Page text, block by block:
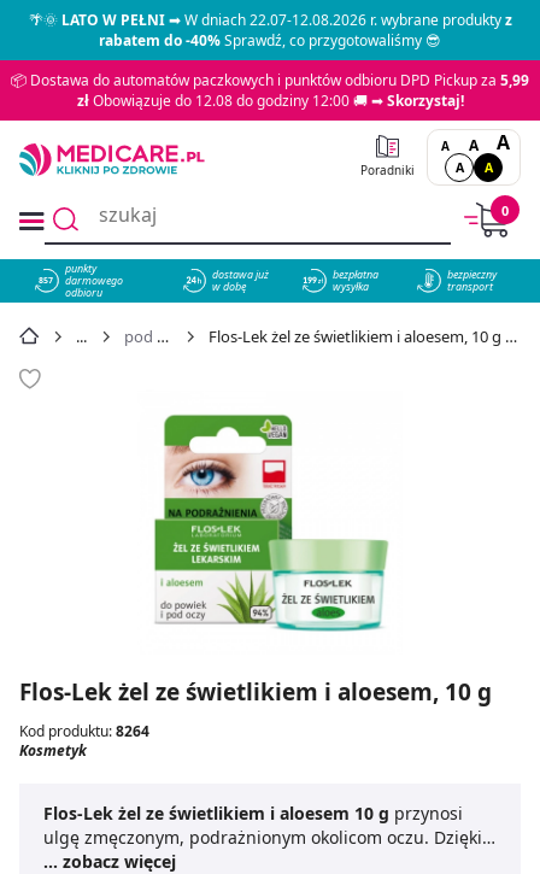
🌴🌞LATO W PEŁNI➡ W dniach 22.07-12.08.2026 r. wybrane produktyz
rabatem do -40%Sprawdź, co przygotowaliśmy 😎
📦 Dostawa do automatów paczkowych i punktów odbioru DPD Pickup za 5,99
złObowiązuje do 12.08 do godziny 12:00 🚚 ➡Skorzystaj!
Poradniki
A A A
A A
0
857
punkty
darmowego
odbioru
dostawa już
w dobę
bezpłatna
wysyłka
bezpieczny
transport
pod oczy Flos-Lek żel ze świetlikiem i aloesem, 10 g - cena 9,00 zł
Flos-Lek żel ze świetlikiem i aloesem, 10 g
Kod produktu:8264
Kosmetyk
Flos-Lek żel ze świetlikiem i aloesem 10 g przynosi
ulgę zmęczonym, podrażnionym okolicom oczu. Dzięki
zawartości świetlika i aloesu,
... zobacz więcej